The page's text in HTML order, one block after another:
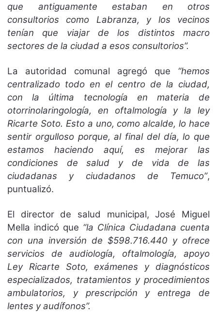
que antiguamente estaban en otros
consultorios como Labranza, y los vecinos
tenían que viajar de los distintos macro
sectores de la ciudad a esos consultorios”.
La autoridad comunal agregó que “hemos
centralizado todo en el centro de la ciudad,
con la última tecnología en materia de
otorrinolaringología, en oftalmología y la ley
Ricarte Soto. Esto a uno, como alcalde, lo hace
sentir orgulloso porque, al final del día, lo que
estamos haciendo aquí, es mejorar las
condiciones de salud y de vida de las
ciudadanas y ciudadanos de Temuco”,
puntualizó.
El director de salud municipal, José Miguel
Mella indicó que “la Clínica Ciudadana cuenta
con una inversión de $598.716.440 y ofrece
servicios de audiología, oftalmología, apoyo
Ley Ricarte Soto, exámenes y diagnósticos
especializados, tratamientos y procedimientos
ambulatorios, y prescripción y entrega de
lentes y audífonos”.